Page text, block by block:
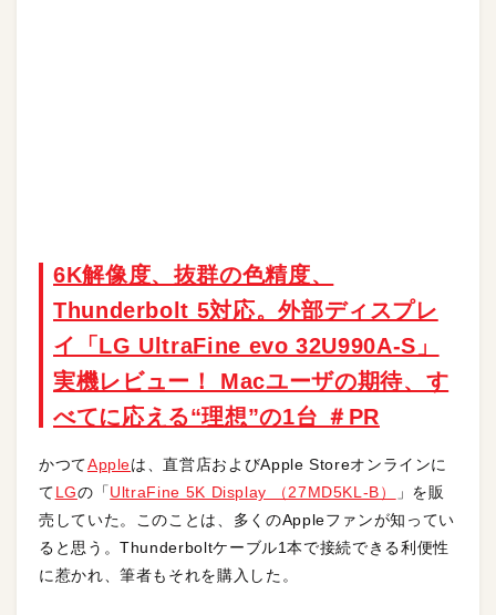
6K解像度、抜群の色精度、
Thunderbolt 5対応。外部ディスプレ
イ「LG UltraFine evo 32U990A-S」
実機レビュー！ Macユーザの期待、す
べてに応える“理想”の1台 ＃PR
かつてAppleは、直営店およびApple Storeオンラインに
てLGの「UltraFine 5K Display （27MD5KL-B）
」を販
売していた。このことは、多くのAppleファンが知ってい
ると思う。Thunderboltケーブル1本で接続できる利便性
に惹かれ、筆者もそれを購入した。